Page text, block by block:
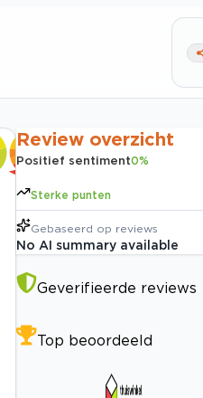
Review overzicht
Positief sentiment0%
Sterke punten
Gebaseerd op reviews
No AI summary available
Geverifieerde reviews
Top beoordeeld